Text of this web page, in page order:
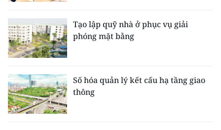
Tạo lập quỹ nhà ở phục vụ giải
phóng mặt bằng
Số hóa quản lý kết cấu hạ tầng giao
thông